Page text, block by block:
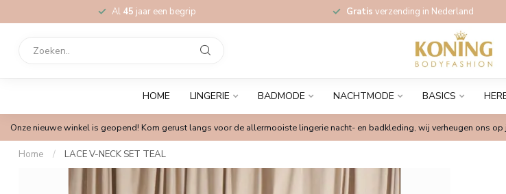
Al 45 jaar een begrip Gratis verzending in Nederland
HOME LINGERIE BADMODE NACHTMODE BASICS
Onze nieuwe winkel is geopend! Kom gerust langs voor de allermooiste lingerie nacht- en badkleding, wij verheugen ons op
Home / LACE V-NECK SET TEAL